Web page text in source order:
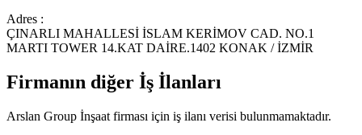
Adres :
ÇINARLI MAHALLESİ İSLAM KERİMOV CAD. NO.1
MARTI TOWER 14.KAT DAİRE.1402 KONAK / İZMİR
Firmanın diğer İş İlanları
Arslan Group İnşaat firması için iş ilanı verisi bulunmamaktadır.